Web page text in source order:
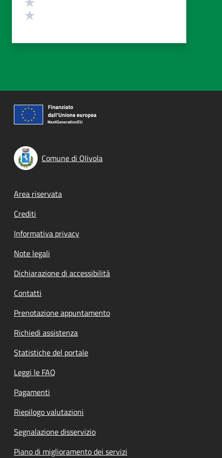
Comune di Olivola
Footer menu
Area riservata
Crediti
Informativa privacy
Note legali
Dichiarazione di accessibilità
Contatti
Prenotazione appuntamento
Richiedi assistenza
Statistiche del portale
Leggi le FAQ
Pagamenti
Riepilogo valutazioni
Segnalazione disservizio
Piano di miglioramento dei servizi